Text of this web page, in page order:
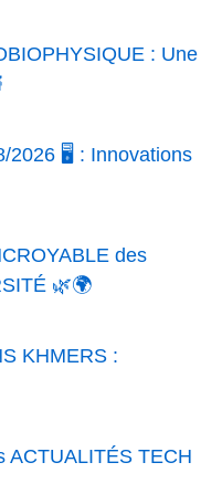
: Une
2026 🖥️ : Innovations
des
🌿🌍
KHMERS :
ACTUALITÉS TECH